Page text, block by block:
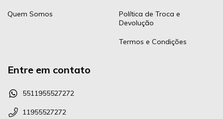
Quem Somos
Política de Troca e
Devolução
Termos e Condições
Entre em contato
5511955527272
11955527272